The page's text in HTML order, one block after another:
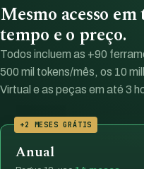
Mesmo acesso
tempo e o preço.
Todos incluem as +90
500 mil tokens/mês, os 10
Virtual e as peças em até 3
+2 MESES GRÁTIS
Anual